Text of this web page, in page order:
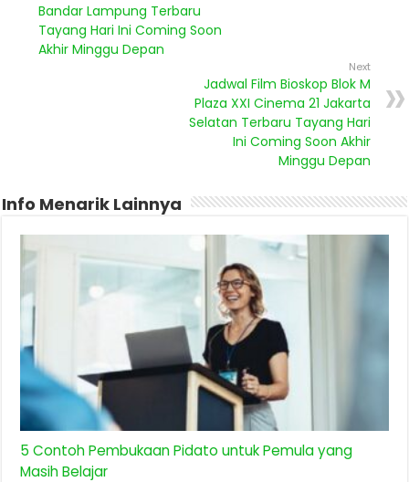
Bandar Lampung Terbaru
Tayang Hari Ini Coming Soon
Akhir Minggu Depan
Next
Jadwal Film Bioskop Blok M
Plaza XXI Cinema 21 Jakarta
Selatan Terbaru Tayang Hari
Ini Coming Soon Akhir
Minggu Depan
Info Menarik Lainnya
5 Contoh Pembukaan Pidato untuk Pemula yang
Masih Belajar